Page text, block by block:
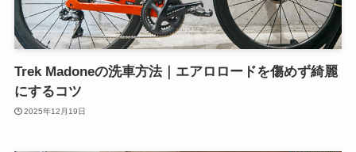
Trek Madoneの洗車方法｜エアロロードを傷めず綺麗
にするコツ
2025年12月19日